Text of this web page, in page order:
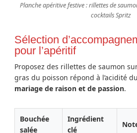
Planche apéritive festive : rillettes de
cocktails Spritz
Sélection
pour l’apéritif
Proposez des rillettes de saumon
gras du poisson répond à l’acidité
mariage de raison et de passion.
Bouchée
salée
Ingrédient
clé